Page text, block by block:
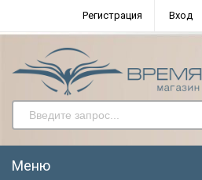
Регистрация Вход
Меню